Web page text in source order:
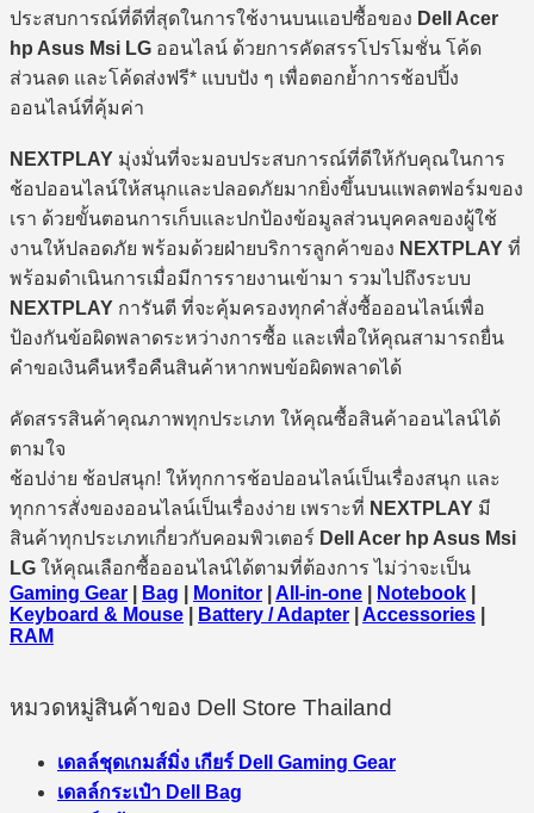
ประสบการณ์ที่ดีที่สุดในการใช้งานบนแอปซื้อของ Dell Acer
hp Asus Msi LG ออนไลน์ ด้วยการคัดสรรโปรโมชั่น โค้ด
ส่วนลด และโค้ดส่งฟรี* แบบปัง ๆ เพื่อตอกย้ำการช้อปปิ้ง
ออนไลน์ที่คุ้มค่า
NEXTPLAY มุ่งมั่นที่จะมอบประสบการณ์ที่ดีให้กับคุณในการ
ช้อปออนไลน์ให้สนุกและปลอดภัยมากยิ่งขึ้นบนแพลตฟอร์มของ
เรา ด้วยขั้นตอนการเก็บและปกป้องข้อมูลส่วนบุคคลของผู้ใช้
งานให้ปลอดภัย พร้อมด้วยฝ่ายบริการลูกค้าของ NEXTPLAY ที่
พร้อมดำเนินการเมื่อมีการรายงานเข้ามา รวมไปถึงระบบ
NEXTPLAY การันตี ที่จะคุ้มครองทุกคำสั่งซื้อออนไลน์เพื่อ
ป้องกันข้อผิดพลาดระหว่างการซื้อ และเพื่อให้คุณสามารถยื่น
คำขอเงินคืนหรือคืนสินค้าหากพบข้อผิดพลาดได้
คัดสรรสินค้าคุณภาพทุกประเภท ให้คุณซื้อสินค้าออนไลน์ได้
ตามใจ
ช้อปง่าย ช้อปสนุก! ให้ทุกการช้อปออนไลน์เป็นเรื่องสนุก และ
ทุกการสั่งของออนไลน์เป็นเรื่องง่าย เพราะที่ NEXTPLAY มี
สินค้าทุกประเภทเกี่ยวกับคอมพิวเตอร์ Dell Acer hp Asus Msi
LG ให้คุณเลือกซื้อออนไลน์ได้ตามที่ต้องการ ไม่ว่าจะเป็น
Gaming Gear
Bag Monitor All-in-one Notebook
Keyboard & Mouse
Battery / Adapter Accessories
RAM
หมวดหมู่สินค้าของ Dell Store Thailand
เดลล์ชุดเกมส์มิ่ง เกียร์ Dell Gaming Gear
เดลล์กระเป๋า Dell Bag